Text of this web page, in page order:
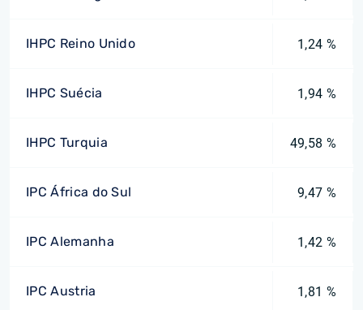
IHPC Reino Unido 1,24 %
IHPC Suécia 1,94 %
IHPC Turquia 49,58 %
IPC África do Sul 9,47 %
IPC Alemanha 1,42 %
IPC Austria 1,81 %